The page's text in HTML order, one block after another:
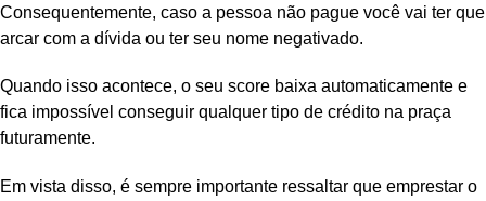
Consequentemente, caso a pessoa não pague você vai ter que
arcar com a dívida ou ter seu nome negativado.
Quando isso acontece, o seu score baixa automaticamente e
fica impossível conseguir qualquer tipo de crédito na praça
futuramente.
Em vista disso, é sempre importante ressaltar que emprestar o